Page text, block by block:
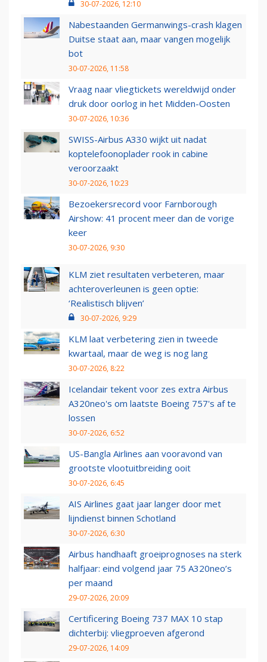
30-07-2026, 12:10
Nabestaanden Germanwings-crash klagen
Duitse staat aan, maar vangen mogelijk
bot
30-07-2026, 11:58
Vraag naar vliegtickets wereldwijd onder
druk door oorlog in het Midden-Oosten
30-07-2026, 10:36
SWISS-Airbus A330 wijkt uit nadat
koptelefoonoplader rook in cabine
veroorzaakt
30-07-2026, 10:23
Bezoekersrecord voor Farnborough
Airshow: 41 procent meer dan de vorige
keer
30-07-2026, 9:30
KLM ziet resultaten verbeteren, maar
achteroverleunen is geen optie:
‘Realistisch blijven’
30-07-2026, 9:29
KLM laat verbetering zien in tweede
kwartaal, maar de weg is nog lang
30-07-2026, 8:22
Icelandair tekent voor zes extra Airbus
A320neo's om laatste Boeing 757's af te
lossen
30-07-2026, 6:52
US-Bangla Airlines aan vooravond van
grootste vlootuitbreiding ooit
30-07-2026, 6:45
AIS Airlines gaat jaar langer door met
lijndienst binnen Schotland
30-07-2026, 6:30
Airbus handhaaft groeiprognoses na sterk
halfjaar: eind volgend jaar 75 A320neo’s
per maand
29-07-2026, 20:09
Certificering Boeing 737 MAX 10 stap
dichterbij: vliegproeven afgerond
29-07-2026, 14:09